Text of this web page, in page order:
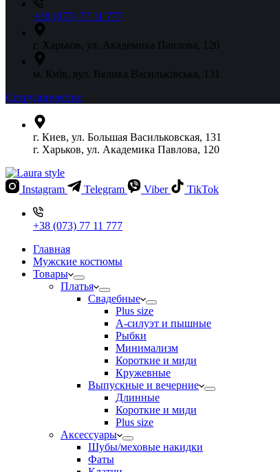
+38 (073) 77 11 777
г. Харьков, ул. Академика Павлова, 120
м. Київ, вул. Велика Васильківська, 131
Сотрудничество
г. Киев, ул. Большая Васильковская, 131
г. Харьков, ул. Академика Павлова, 120
Instagram Telegram Viber TikTok
+38 (073) 77 11 777
Главная
Мужские костюмы
Товары
Платья
Свадебные
Plus size
А-силуэт и пышные
Рыбки
Минимализм
Короткие и миди
Кружевные
Выпускные и вечерние
Длинные
Короткие и миди
Plus size
Аксессуары
Шубы/меховые накидки
Фаты